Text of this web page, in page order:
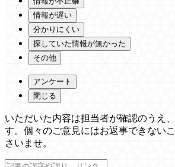
情報が遅い
分かりにくい
探していた情報が無かった
その他
アンケート
閉じる
いただいた内容は担当者が確認のうえ
す。個々のご意見にはお返事できない
さいませ。